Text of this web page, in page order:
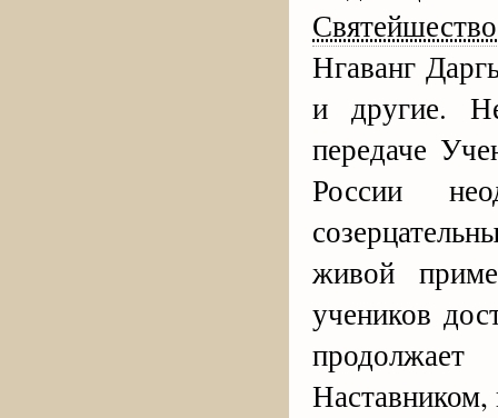
Нгаванг
и другие.
передаче
России
живой
учеников